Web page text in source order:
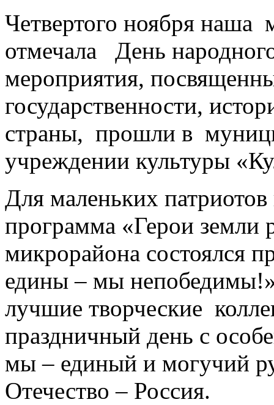
Четвертого ноября наша
отмечала День
мероприятия,
государственности,
страны, прошли в
учреждении культуры
Для маленьких патриотов
программа «Герои земли
микрорайона состоялся
едины – мы
лучшие творческие
праздничный день с
мы – единый и могучий
Отечество – Россия.